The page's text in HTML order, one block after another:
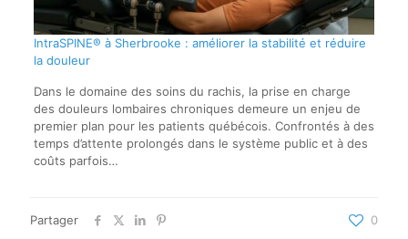
IntraSPINE® à Sherbrooke : améliorer la stabilité et réduire
la douleur
Dans le domaine des soins du rachis, la prise en charge
des douleurs lombaires chroniques demeure un enjeu de
premier plan pour les patients québécois. Confrontés à des
temps d’attente prolongés dans le système public et à des
coûts parfois…
Partager 0